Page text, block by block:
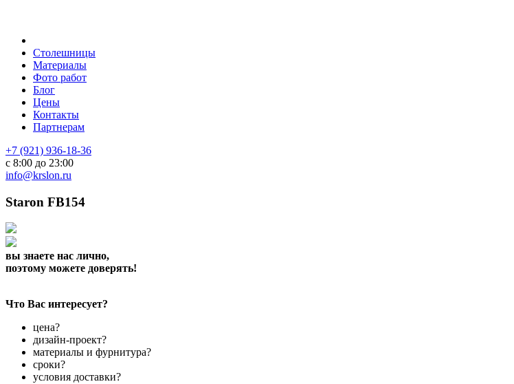
Столешницы
Материалы
Фото работ
Блог
Цены
Контакты
Партнерам
+7 (921) 936-18-36
с 8:00 до 23:00
info@krslon.ru
Staron FB154
вы знаете нас лично,
поэтому можете доверять!
Что Вас интересует?
цена?
дизайн-проект?
материалы и фурнитура?
сроки?
условия доставки?